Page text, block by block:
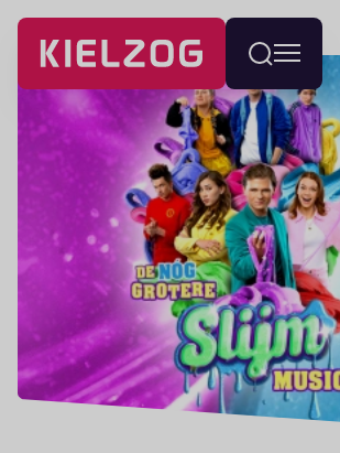
Navigatie
overslaan
Wissel
menu